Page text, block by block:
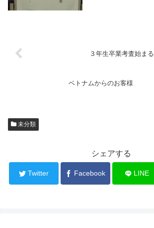
３年生卒業考査始まる
ベトナムからのお客様
未分類
シェアする
Twitter Facebook LINE